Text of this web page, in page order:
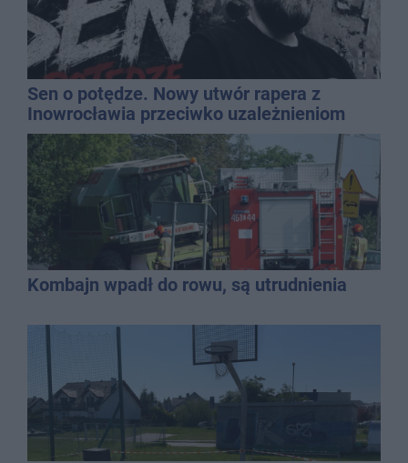
Sen o potędze. Nowy utwór rapera z
Inowrocławia przeciwko uzależnieniom
Kombajn wpadł do rowu, są utrudnienia